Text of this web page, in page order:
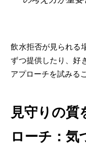
飲水拒否が見られる
ずつ提供したり、好
アプローチを試みる
見守りの質
ローチ：気